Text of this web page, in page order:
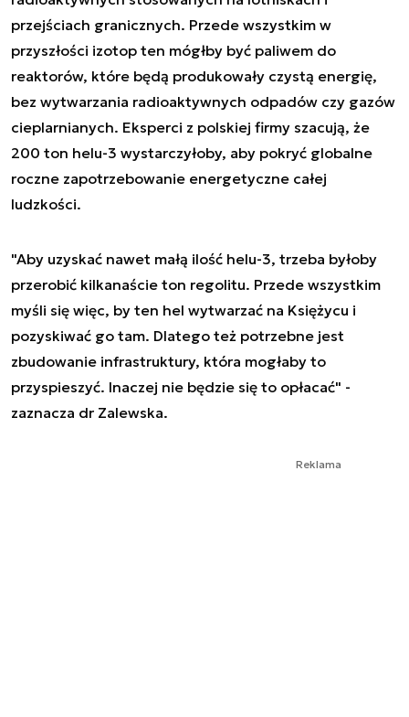
przejściach granicznych. Przede wszystkim w
przyszłości izotop ten mógłby być paliwem do
reaktorów, które będą produkowały czystą energię,
bez wytwarzania radioaktywnych odpadów czy gazów
cieplarnianych. Eksperci z polskiej firmy szacują, że
200 ton helu-3 wystarczyłoby, aby pokryć globalne
roczne zapotrzebowanie energetyczne całej
ludzkości.
"Aby uzyskać nawet małą ilość helu-3, trzeba byłoby
przerobić kilkanaście ton regolitu. Przede wszystkim
myśli się więc, by ten hel wytwarzać na Księżycu i
pozyskiwać go tam. Dlatego też potrzebne jest
zbudowanie infrastruktury, która mogłaby to
przyspieszyć. Inaczej nie będzie się to opłacać" -
zaznacza dr Zalewska.
Reklama